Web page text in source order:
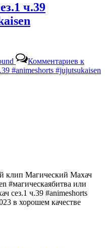
ч.39
Комментариев к
#animeshorts #jujutsukaisen
клип Магический Махач
#магическаябитва или
сез.1 ч.39 #animeshorts
в хорошем качестве